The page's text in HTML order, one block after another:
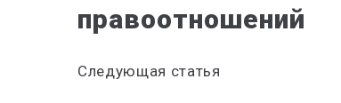
правоотношений
Следующая статья